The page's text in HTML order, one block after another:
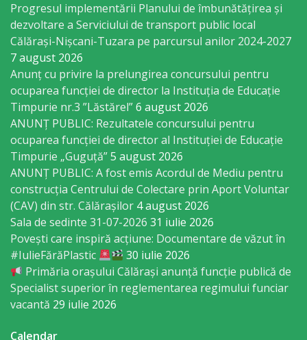
Viceprimarii
Specialist
Relații
cu
Publicul,
Operator
CISC
Organigrama
Regulament
Consiliul
local
Progresul implementării Planului de îmbunătățirea și
dezvoltare a Serviciului de transport public local
Călărași-Nișcani-Tuzara pe parcursul anilor 2024-2027
7 august 2026
Anunț cu privire la prelungirea concursului pentru
ocuparea funcţiei de director la Instituția de Educație
Timpurie nr.3 ”Lăstărel”6 august 2026
ANUNȚ PUBLIC: Rezultatele concursului pentru
ocuparea funcției de director al Instituției de Educație
Timpurie „Guguță”5 august 2026
ANUNȚ PUBLIC: A fost emis Acordul de Mediu pentru
construcția Centrului de Colectare prin Aport Voluntar
(CAV) din str. Călărașilor 4 august 2026
Sala de sedinte 31-07-2026 31 iulie 2026
Povești care inspiră acțiune: Documentare de văzut în
#IulieFărăPlastic
30 iulie 2026
Primăria orașului Călărași anunță funcție publică de
Specialist superior în reglementarea regimului funciar
vacantă 29 iulie 2026
Calendar